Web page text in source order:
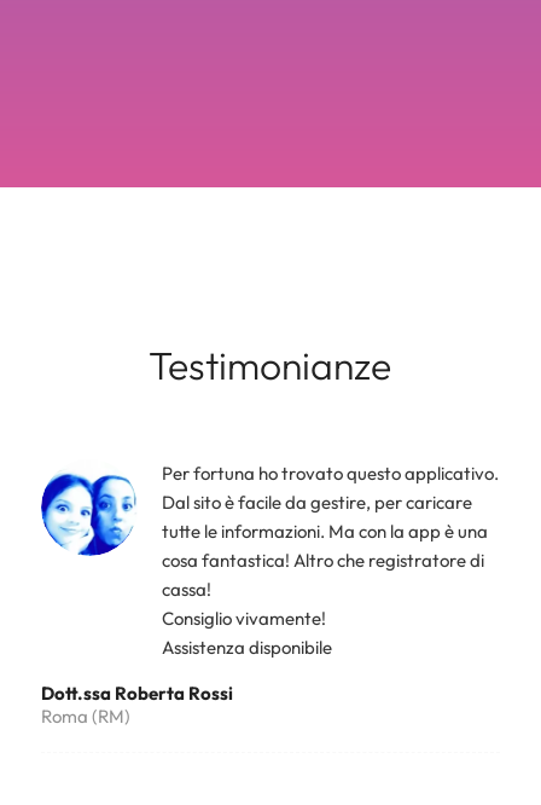
Testimonianze
Per fortuna ho trovato questo applicativo.
Dal sito è facile da gestire, per caricare
tutte le informazioni. Ma con la app è una
cosa fantastica! Altro che registratore di
cassa!
Consiglio vivamente!
Assistenza disponibile
Dott.ssa Roberta Rossi
Roma (RM)